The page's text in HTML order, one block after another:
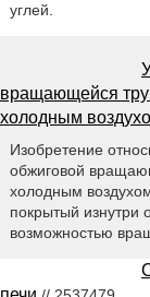
углей.
вращающейся
холодным
Изобретение
обжиговой
холодным
покрытый изнутри
возможностью